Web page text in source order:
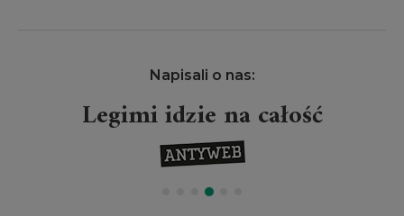
Napisali o nas:
Legimi idzie na całość